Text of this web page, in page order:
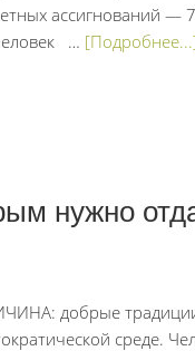
ассигнований —
…
нужно
добрые
среде.